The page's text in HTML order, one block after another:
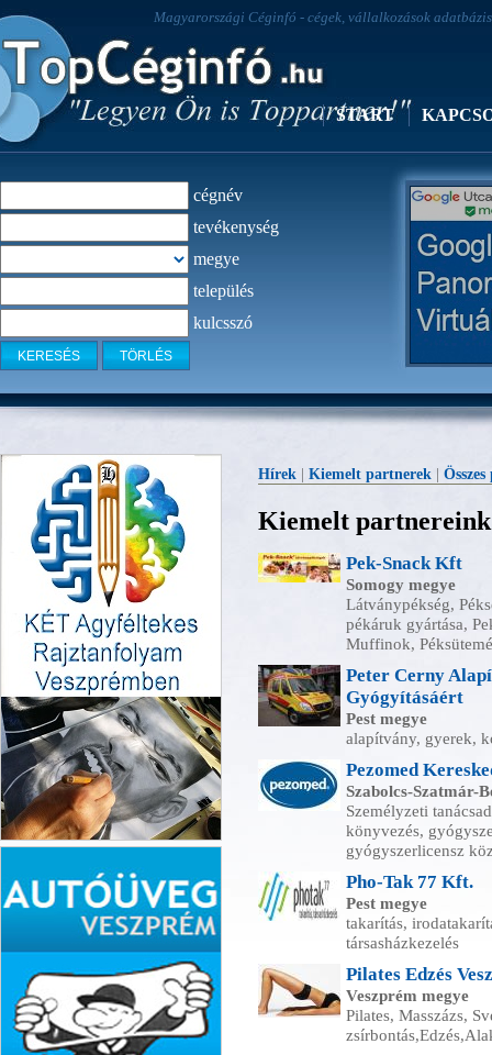
Magyarországi Céginfó - cégek, vállalkozások
START
cégnév
tevékenység
megye
település
kulcsszó
KÉT Agyféletekes
Hírek | Kiemelt partnerek |
Kiemelt partnereink
Pek-Snack Kft
Somogy megye
Látványpékség,
pékáruk gyártása,
Muffinok,
Peter Cerny
Gyógyításáért
Pest megye
alapítvány, gyerek,
Pezomed
Szabolcs-Szatmár-
Személyzeti
könyvezés,
gyógyszerlicensz
Pho-Tak 77 Kft.
Pest megye
takarítás,
társasházkezelés
Pilates Edzés
Veszprém megye
Pilates, Masszázs,